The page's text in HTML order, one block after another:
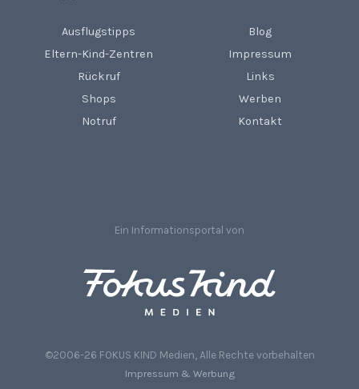
Ausflugstipps
Eltern-Kind-Zentren
Rückruf
Shops
Notruf
Blog
Impressum
Links
Werben
Kontakt
Ein Informationsportal von
©2006-26 FOKUS KIND Medien, Alle Rechte vorbehalten
Impressum & Werbung